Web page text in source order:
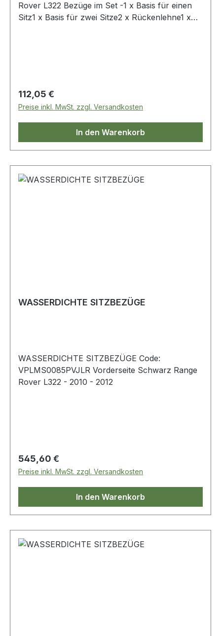
Rover L322 Bezüge im Set -1 x Basis für einen
Sitz1 x Basis für zwei Sitze2 x Rückenlehne1 x
Regulärer Preis:
112,05 €
Preise inkl. MwSt. zzgl. Versandkosten
In den Warenkorb
WASSERDICHTE SITZBEZÜGE
WASSERDICHTE SITZBEZÜGE Code:
VPLMS0085PVJLR Vorderseite Schwarz Range
Rover L322 - 2010 - 2012
Regulärer Preis:
545,60 €
Preise inkl. MwSt. zzgl. Versandkosten
In den Warenkorb